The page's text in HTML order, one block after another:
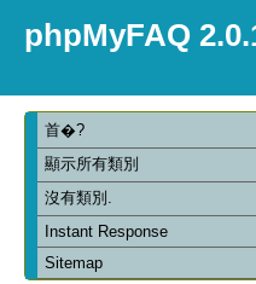
phpMyFAQ
首�?
顯示所有類別
沒有類別.
Instant Response
Sitemap